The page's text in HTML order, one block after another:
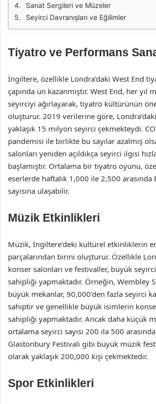
Sanat Sergileri ve Müzeler
Seyirci Davranışları ve Eğilimler
Tiyatro ve Performans
İngiltere, özellikle Londra’daki West End
çapında ün kazanmıştır. West End, her yıl
seyirciyi ağırlayarak, tiyatro kültürünün
oluşturur. 2019 verilerine göre,
yaklaşık 15 milyon seyirci çekmekteydi.
pandemisi ile birlikte bu sayılar azalmış
salonları yeniden açıldıkça seyirci ilgisi
başlamıştır. Ortalama bir tiyatro oyunu,
eserlerde haftalık 1,000 ile 2,500 arasında
sayısına ulaşabilir.
Müzik Etkinlikleri
Müzik, İngiltere’deki kültürel etkinliklerin
parçalarından birini oluşturur. Özellikle
konser salonları ve festivaller, büyük
sahipliği yapmaktadır. Örneğin, Wembley
büyük mekanlar, 90,000’den fazla seyirci
sahiptir ve genellikle büyük isimlerin
sahipliği yapmaktadır. Ancak daha küçük
ortalama seyirci sayısı 200 ila 500
Glastonbury Festivali gibi büyük müzik
olarak yaklaşık 200,000 kişi çekmektedir.
Spor Etkinlikleri